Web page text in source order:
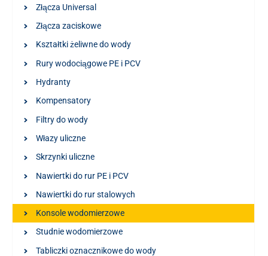
Złącza Universal
Złącza zaciskowe
Kształtki żeliwne do wody
Rury wodociągowe PE i PCV
Hydranty
Kompensatory
Filtry do wody
Włazy uliczne
Skrzynki uliczne
Nawiertki do rur PE i PCV
Nawiertki do rur stalowych
Konsole wodomierzowe
Studnie wodomierzowe
Tabliczki oznacznikowe do wody